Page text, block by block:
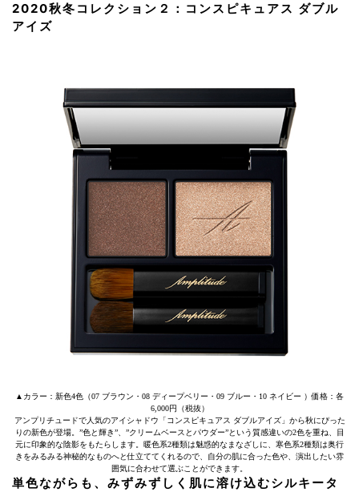
2020秋冬コレクション２：コンスピキュアス ダブル
アイズ
▲カラー：新色4色（07 ブラウン・08 ディープベリー・09 ブルー・10 ネイビー ）価格：各
6,000円（税抜）
アンプリチュードで人気のアイシャドウ「コンスピキュアス ダブルアイズ」から秋にぴった
りの新色が登場。”色と輝き”、”クリームベースとパウダー”という質感違いの2色を重ね、目
元に印象的な陰影をもたらします。暖色系2種類は魅惑的なまなざしに、寒色系2種類は奥行
きをみるみる神秘的なものへと仕立ててくれるので、自分の肌に合った色や、演出したい雰
囲気に合わせて選ぶことができます。
単色ながらも、みずみずしく肌に溶け込むシルキータ